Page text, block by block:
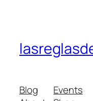
Blog
Events